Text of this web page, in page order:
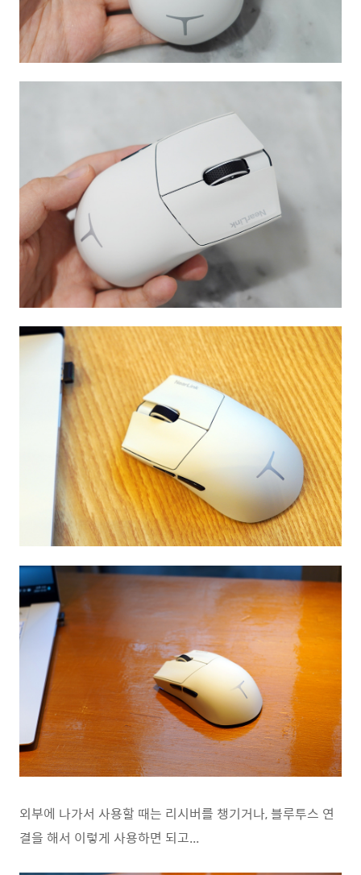
외부에 나가서 사용할 때는 리시버를 챙기거나, 블루투스 연
결을 해서 이렇게 사용하면 되고...